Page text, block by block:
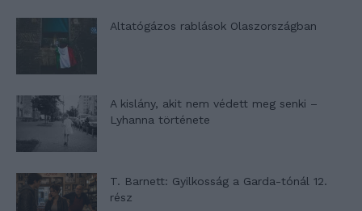
Altatógázos rablások Olaszországban
A kislány, akit nem védett meg senki –
Lyhanna története
T. Barnett: Gyilkosság a Garda-tónál 12.
rész